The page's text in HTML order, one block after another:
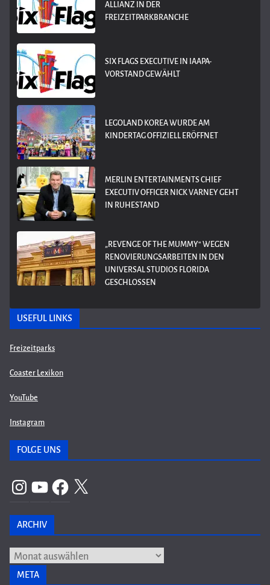
LLIANZ IN DER F
REIZEITPARKBRANCHE
SIX FLAGS EXECUTIVE IN IAAPA-
VORSTAND GEWÄHLT
LEGOLAND KOREA WURDE AM
KINDERTAG OFFIZIELL ERÖFFNET
MERLIN ENTERTAINMENTS CHIEF
EXECUTIV OFFICER NICK VARNEY GEHT
IN RUHESTAND
„REVENGE OF THE MUMMY“ WEGEN
RENOVIERUNGSARBEITEN IN DEN
UNIVERSAL STUDIOS FLORIDA
GESCHLOSSEN
USEFUL LINKS
Freizeitparks
Coaster Lexikon
YouTube
Instagram
FOLGE UNS
InstagramYouTubeFacebook
X
ARCHIV
Archiv
META